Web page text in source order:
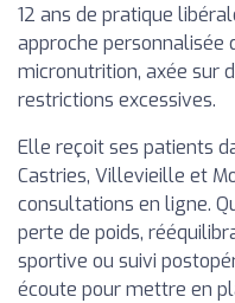
12 ans de pratique
approche personnalisée
micronutrition, axée sur
restrictions excessives.
Elle reçoit ses patients
Castries, Villevieille et
consultations en ligne.
perte de poids,
sportive ou suivi
écoute pour mettre en